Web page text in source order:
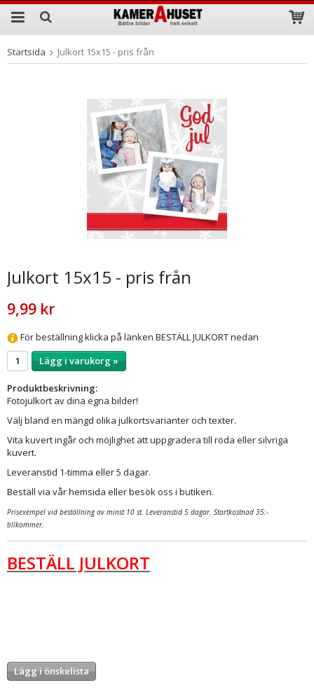
Produkten har blivit tillagd i varukorgen
Startsida Julkort 15x15 - pris från
Julkort 15x15 - pris från
9,99 kr
För beställning klicka på länken BESTÄLL JULKORT nedan
Lägg i varukorg »
Produktbeskrivning:
Fotojulkort av dina egna bilder!
Välj bland en mängd olika julkortsvarianter och texter.
Vita kuvert ingår och möjlighet att uppgradera till röda eller silvriga
kuvert.
Leveranstid 1-timma eller 5 dagar.
Beställ via vår hemsida eller besök oss i butiken.
Prisexempel vid beställning av minst 10 st. Leveranstid 5 dagar. Startkostnad 35:-
tillkommer.
BESTÄLL JULKORT
Lägg i önskelista